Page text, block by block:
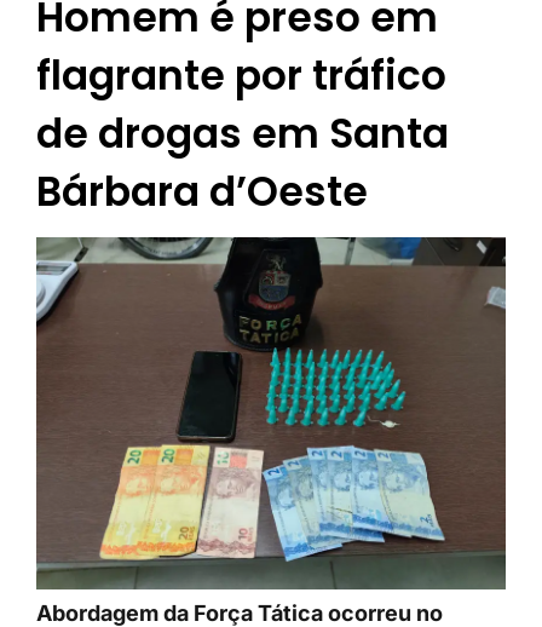
Homem é preso em
flagrante por tráfico
de drogas em Santa
Bárbara d’Oeste
Abordagem da Força Tática ocorreu no